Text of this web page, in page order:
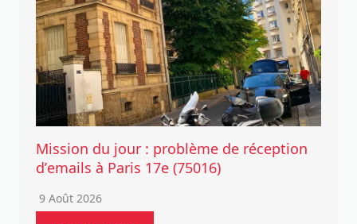
Mission du jour : problème de réception
d’emails à Paris 17e (75016)
9 Août 2026